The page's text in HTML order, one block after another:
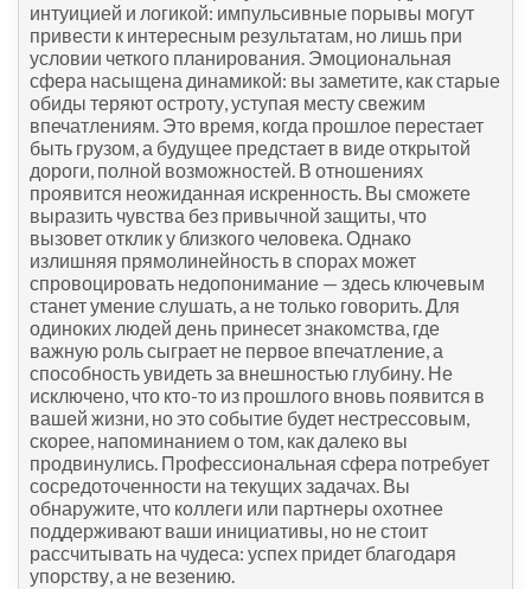
интуицией и логикой: импульсивные порывы могут
привести к интересным результатам, но лишь при
условии четкого планирования. Эмоциональная
сфера насыщена динамикой: вы заметите, как старые
обиды теряют остроту, уступая месту свежим
впечатлениям. Это время, когда прошлое перестает
быть грузом, а будущее предстает в виде открытой
дороги, полной возможностей. В отношениях
проявится неожиданная искренность. Вы сможете
выразить чувства без привычной защиты, что
вызовет отклик у близкого человека. Однако
излишняя прямолинейность в спорах может
спровоцировать недопонимание — здесь ключевым
станет умение слушать, а не только говорить. Для
одиноких людей день принесет знакомства, где
важную роль сыграет не первое впечатление, а
способность увидеть за внешностью глубину. Не
исключено, что кто-то из прошлого вновь появится в
вашей жизни, но это событие будет нестрессовым,
скорее, напоминанием о том, как далеко вы
продвинулись. Профессиональная сфера потребует
сосредоточенности на текущих задачах. Вы
обнаружите, что коллеги или партнеры охотнее
поддерживают ваши инициативы, но не стоит
рассчитывать на чудеса: успех придет благодаря
упорству, а не везению.